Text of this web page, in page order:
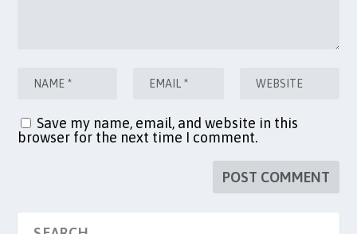
Save my name, email, and website in this
browser for the next time I comment.